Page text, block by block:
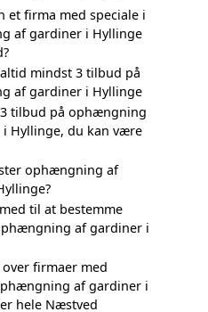
et firma med speciale i
af gardiner i Hyllinge
mindst 3 tilbud på
af gardiner i Hyllinge
3 tilbud på ophængning
Hyllinge, du kan være
ophængning af
til at bestemme
af gardiner i
firmaer med
af gardiner i
hele Næstved